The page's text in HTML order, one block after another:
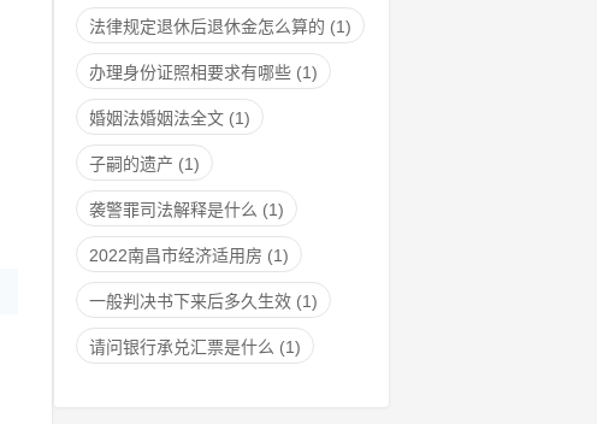
法律规定退休后退休金怎么算的 (1)
办理身份证照相要求有哪些 (1)
婚姻法婚姻法全文 (1)
子嗣的遗产 (1)
袭警罪司法解释是什么 (1)
2022南昌市经济适用房 (1)
一般判决书下来后多久生效 (1)
请问银行承兑汇票是什么 (1)